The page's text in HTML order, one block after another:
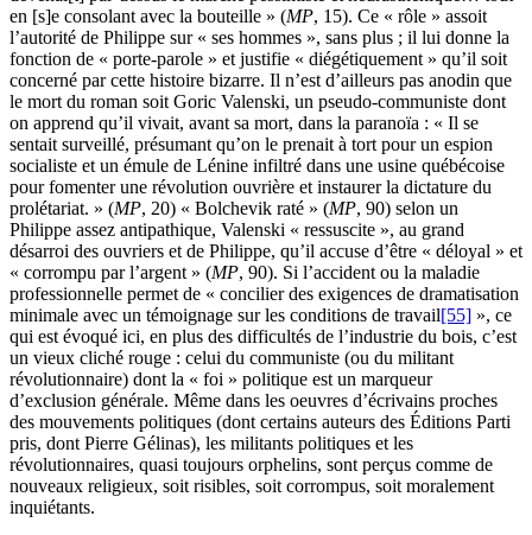
en [s]e consolant avec la bouteille » (MP, 15). Ce « rôle » assoit
l’autorité de Philippe sur « ses hommes », sans plus ; il lui donne la
fonction de « porte-parole » et justifie « diégétiquement » qu’il soit
concerné par cette histoire bizarre. Il n’est d’ailleurs pas anodin que
le mort du roman soit Goric Valenski, un pseudo-communiste dont
on apprend qu’il vivait, avant sa mort, dans la paranoïa : « Il se
sentait surveillé, présumant qu’on le prenait à tort pour un espion
socialiste et un émule de Lénine infiltré dans une usine québécoise
pour fomenter une révolution ouvrière et instaurer la dictature du
prolétariat. » (MP, 20) « Bolchevik raté » (MP, 90) selon un
Philippe assez antipathique, Valenski « ressuscite », au grand
désarroi des ouvriers et de Philippe, qu’il accuse d’être « déloyal » et
« corrompu par l’argent » (MP, 90). Si l’accident ou la maladie
professionnelle permet de « concilier des exigences de dramatisation
minimale avec un témoignage sur les conditions de travail[55] », ce
qui est évoqué ici, en plus des difficultés de l’industrie du bois, c’est
un vieux cliché rouge : celui du communiste (ou du militant
révolutionnaire) dont la « foi » politique est un marqueur
d’exclusion générale. Même dans les oeuvres d’écrivains proches
des mouvements politiques (dont certains auteurs des Éditions Parti
pris, dont Pierre Gélinas), les militants politiques et les
révolutionnaires, quasi toujours orphelins, sont perçus comme de
nouveaux religieux, soit risibles, soit corrompus, soit moralement
inquiétants.